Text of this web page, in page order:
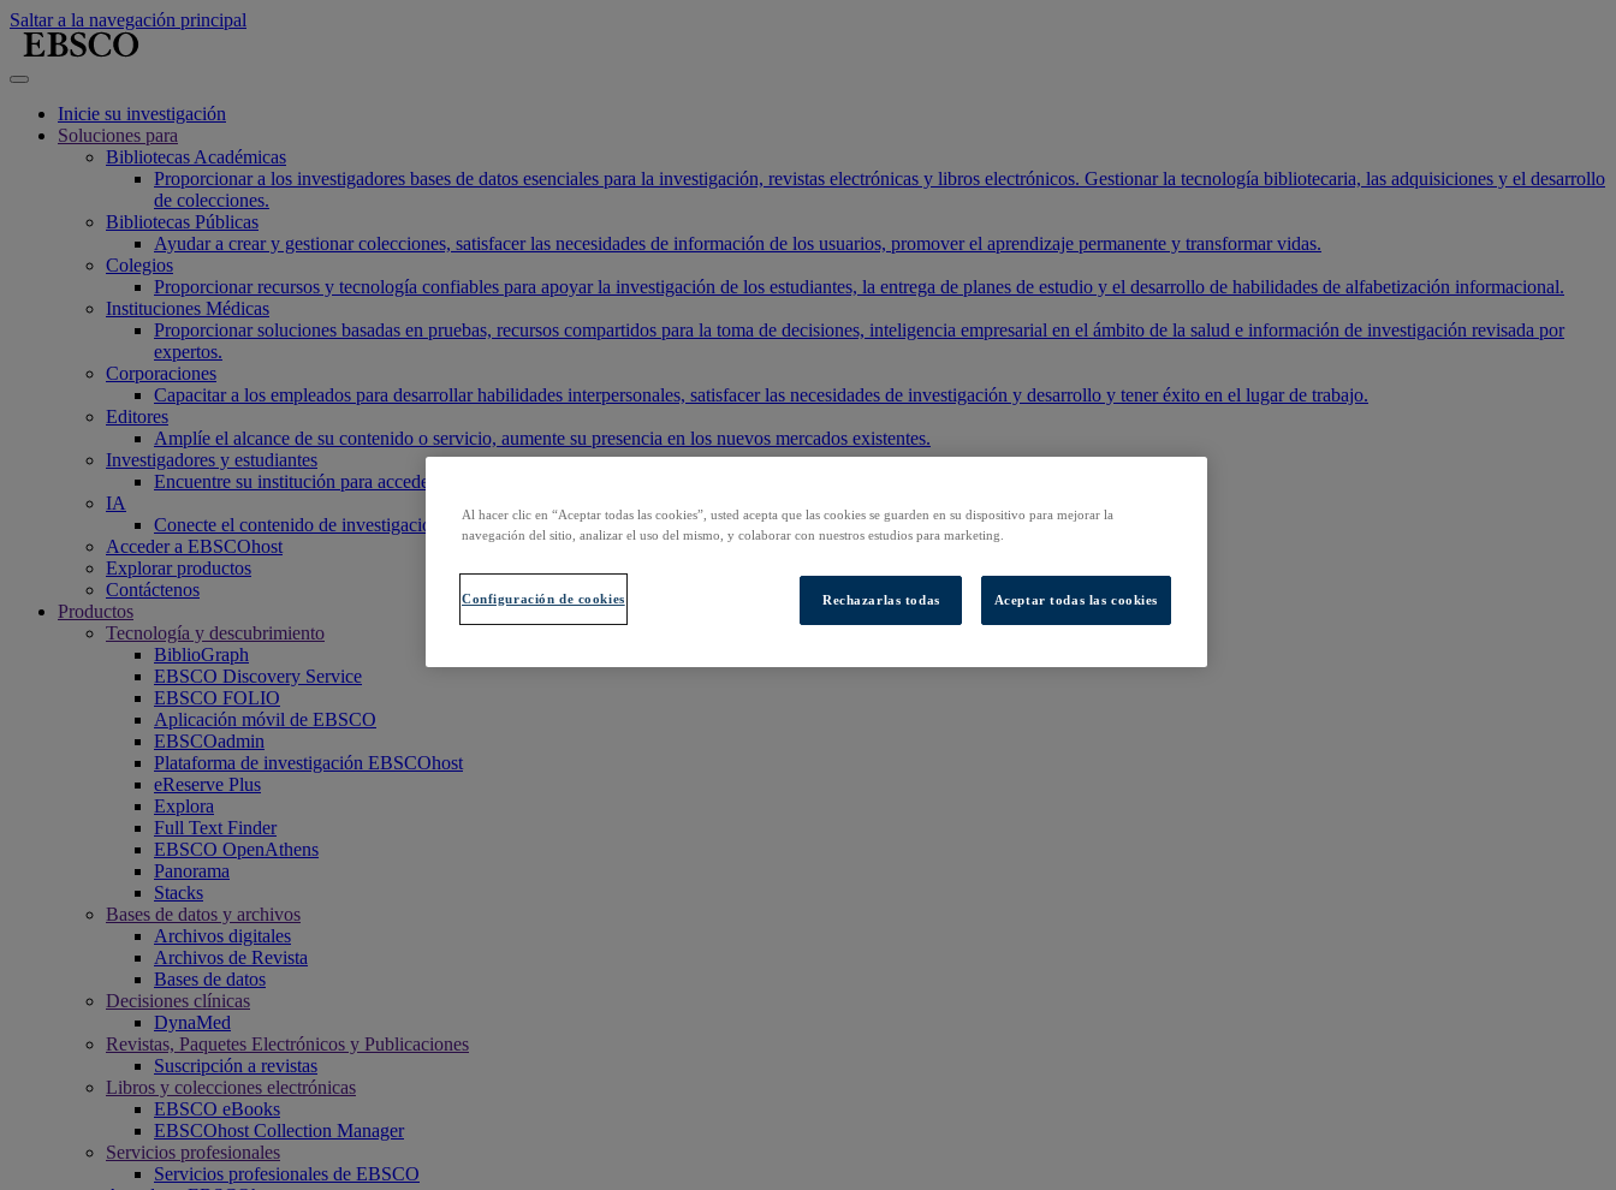
Saltar a la navegación principal
Inicie su investigación
Soluciones para
Bibliotecas Académicas
Proporcionar a los investigadores bases de datos esenciales para la investigación, revistas electrónicas y libros electrónicos. Gestionar la tecnología bibliotecaria, las adquisiciones y el desarrollo
de colecciones.
Bibliotecas Públicas
Ayudar a crear y gestionar colecciones, satisfacer las necesidades de información de los usuarios, promover el aprendizaje permanente y transformar vidas.
Colegios
Proporcionar recursos y tecnología confiables para apoyar la investigación de los estudiantes, la entrega de planes de estudio y el desarrollo de habilidades de alfabetización informacional.
Instituciones Médicas
Proporcionar soluciones basadas en pruebas, recursos compartidos para la toma de decisiones, inteligencia empresarial en el ámbito de la salud e información de investigación revisada por
expertos.
Corporaciones
Capacitar a los empleados para desarrollar habilidades interpersonales, satisfacer las necesidades de investigación y desarrollo y tener éxito en el lugar de trabajo.
Editores
Amplíe el alcance de su contenido o servicio, aumente su presencia en los nuevos mercados existentes.
Investigadores y estudiantes
Encuentre su institución para acceder a nuestros productos y comenzar su investigación.
IA
Conecte el contenido de investigación confiable a los sistemas de IA.
Acceder a EBSCOhost
Explorar productos
Contáctenos
Productos
Tecnología y descubrimiento
BiblioGraph
EBSCO Discovery Service
EBSCO FOLIO
Aplicación móvil de EBSCO
EBSCOadmin
Plataforma de investigación EBSCOhost
eReserve Plus
Explora
Full Text Finder
EBSCO OpenAthens
Panorama
Stacks
Bases de datos y archivos
Archivos digitales
Archivos de Revista
Bases de datos
Decisiones clínicas
DynaMed
Revistas, Paquetes Electrónicos y Publicaciones
Suscripción a revistas
Libros y colecciones electrónicas
EBSCO eBooks
EBSCOhost Collection Manager
Servicios profesionales
Servicios profesionales de EBSCO
Al hacer clic en “Aceptar todas las cookies”, usted acepta que las cookies se guarden en su dispositivo para mejorar la
navegación del sitio, analizar el uso del mismo, y colaborar con nuestros estudios para marketing.
Configuración de cookies Rechazarlas todas Aceptar todas las cookies